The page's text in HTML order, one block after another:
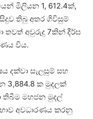
මිලියන 1, 612.4ක්,
තිබු අතර ගිවිසුම්
තවත් අවුරුදු 7කින් දීර්ඝ
විය.
දක්වා සැලසුම් සහ
3,884.8 ක මුදලක්
තිබීම මහජන මුදල්
අවධාරණය කරනු